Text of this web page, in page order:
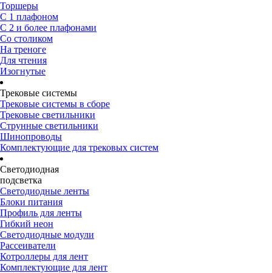
Торшеры
С 1 плафоном
С 2 и более плафонами
Со столиком
На треноге
Для чтения
Изогнутые
Трековые системы
Трековые системы в сборе
Трековые светильники
Струнные светильники
Шинопроводы
Комплектующие для трековых систем
Светодиодная
подсветка
Светодиодные ленты
Блоки питания
Профиль для ленты
Гибкий неон
Светодиодные модули
Рассеиватели
Котроллеры для лент
Комплектующие для лент